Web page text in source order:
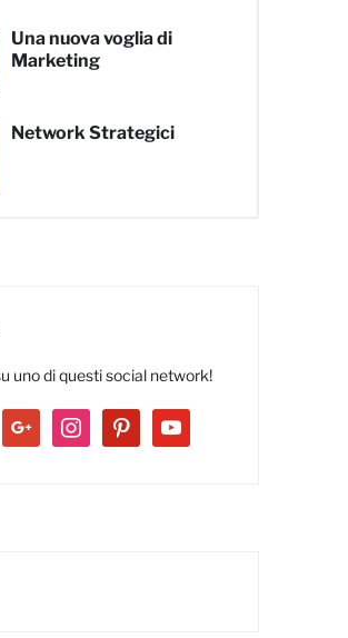
Una nuova voglia di
Marketing
Network Strategici
uno di questi social network!
google instagrampinterestyoutube